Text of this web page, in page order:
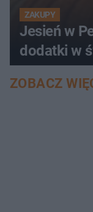
ZAKUPY
Jesień w
dodatki w
ZOBACZ